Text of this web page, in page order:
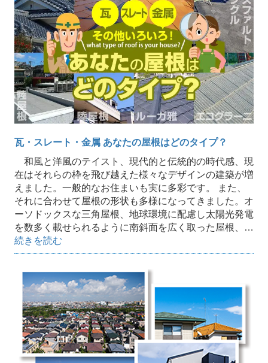
瓦・スレート・金属 あなたの屋根はどのタイプ？
和風と洋風のテイスト、現代的と伝統的の時代感、現
在はそれらの枠を飛び越えた様々なデザインの建築が増
えました。一般的なお住まいも実に多彩です。 また、
それに合わせて屋根の形状も多様になってきました。オ
ーソドックスな三角屋根、地球環境に配慮し太陽光発電
を数多く載せられるように南斜面を広く取った屋根、…
続きを読む